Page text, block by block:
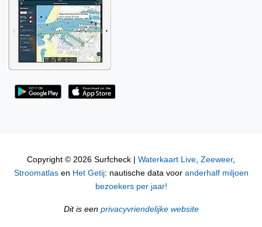
Copyright © 2026 Surfcheck | Waterkaart Live, Zeeweer,
Stroomatlasen Het Getij: nautische data voor anderhalf miljoen
bezoekers per jaar!
Dit is een privacyvriendelijke website